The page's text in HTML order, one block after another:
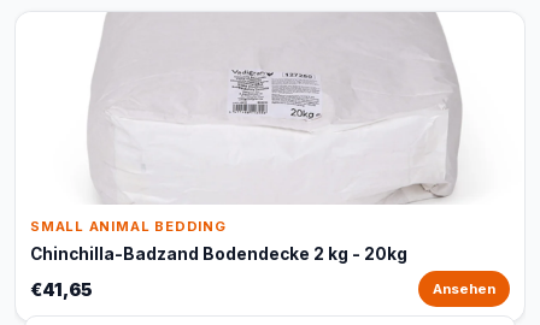
SMALL ANIMAL BEDDING
Chinchilla-Badzand Bodendecke 2 kg - 20kg
€41,65 Ansehen